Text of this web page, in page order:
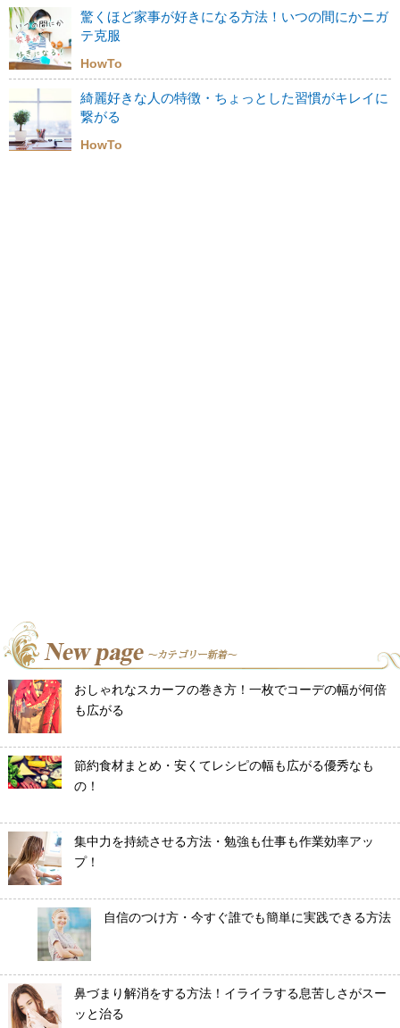
驚くほど家事が好きになる方法！いつの間にかニガ
テ克服
HowTo
綺麗好きな人の特徴・ちょっとした習慣がキレイに
繋がる
HowTo
おしゃれなスカーフの巻き方！一枚でコーデの幅が何倍
も広がる
節約食材まとめ・安くてレシピの幅も広がる優秀なも
の！
集中力を持続させる方法・勉強も仕事も作業効率アッ
プ！
自信のつけ方・今すぐ誰でも簡単に実践できる方法
鼻づまり解消をする方法！イライラする息苦しさがスー
ッと治る